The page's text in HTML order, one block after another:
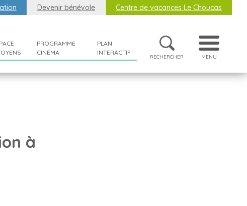
Devenir bénévole Centre de vacances Le Choucas
PROGRAMME
CINÉMA
PLAN
INTERACTIF
RECHERCHER MENU
à